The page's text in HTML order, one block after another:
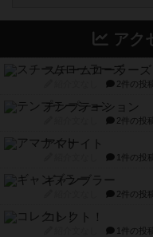
アク
スチームローラーズ
2件の投稿
テンプテーション
2件の投稿
アマナイト
1件の投稿
ギャンブラー
2件の投稿
コレクト！
1件の投稿